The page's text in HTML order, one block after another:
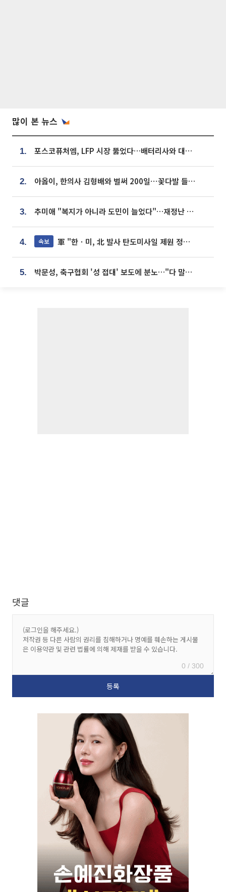
많이 본 뉴스
1. 포스코퓨처엠, LFP 시장 뚫었다…배터리사와 대규모 장기 공급 합의
2. 아옳이, 한의사 김형배와 벌써 200일⋯꽃다발 들고 "프러포즈 아냐"
3. 추미애 "복지가 아니라 도민이 늘었다"…재정난 책임론 정면돌파
4. 속보 軍 "한ㆍ미, 北 발사 탄도미사일 제원 정밀분석 중"
5. 박문성, 축구협회 '성 접대' 보도에 분노…"다 말아먹으려고 작정했나"
댓글
0 / 300